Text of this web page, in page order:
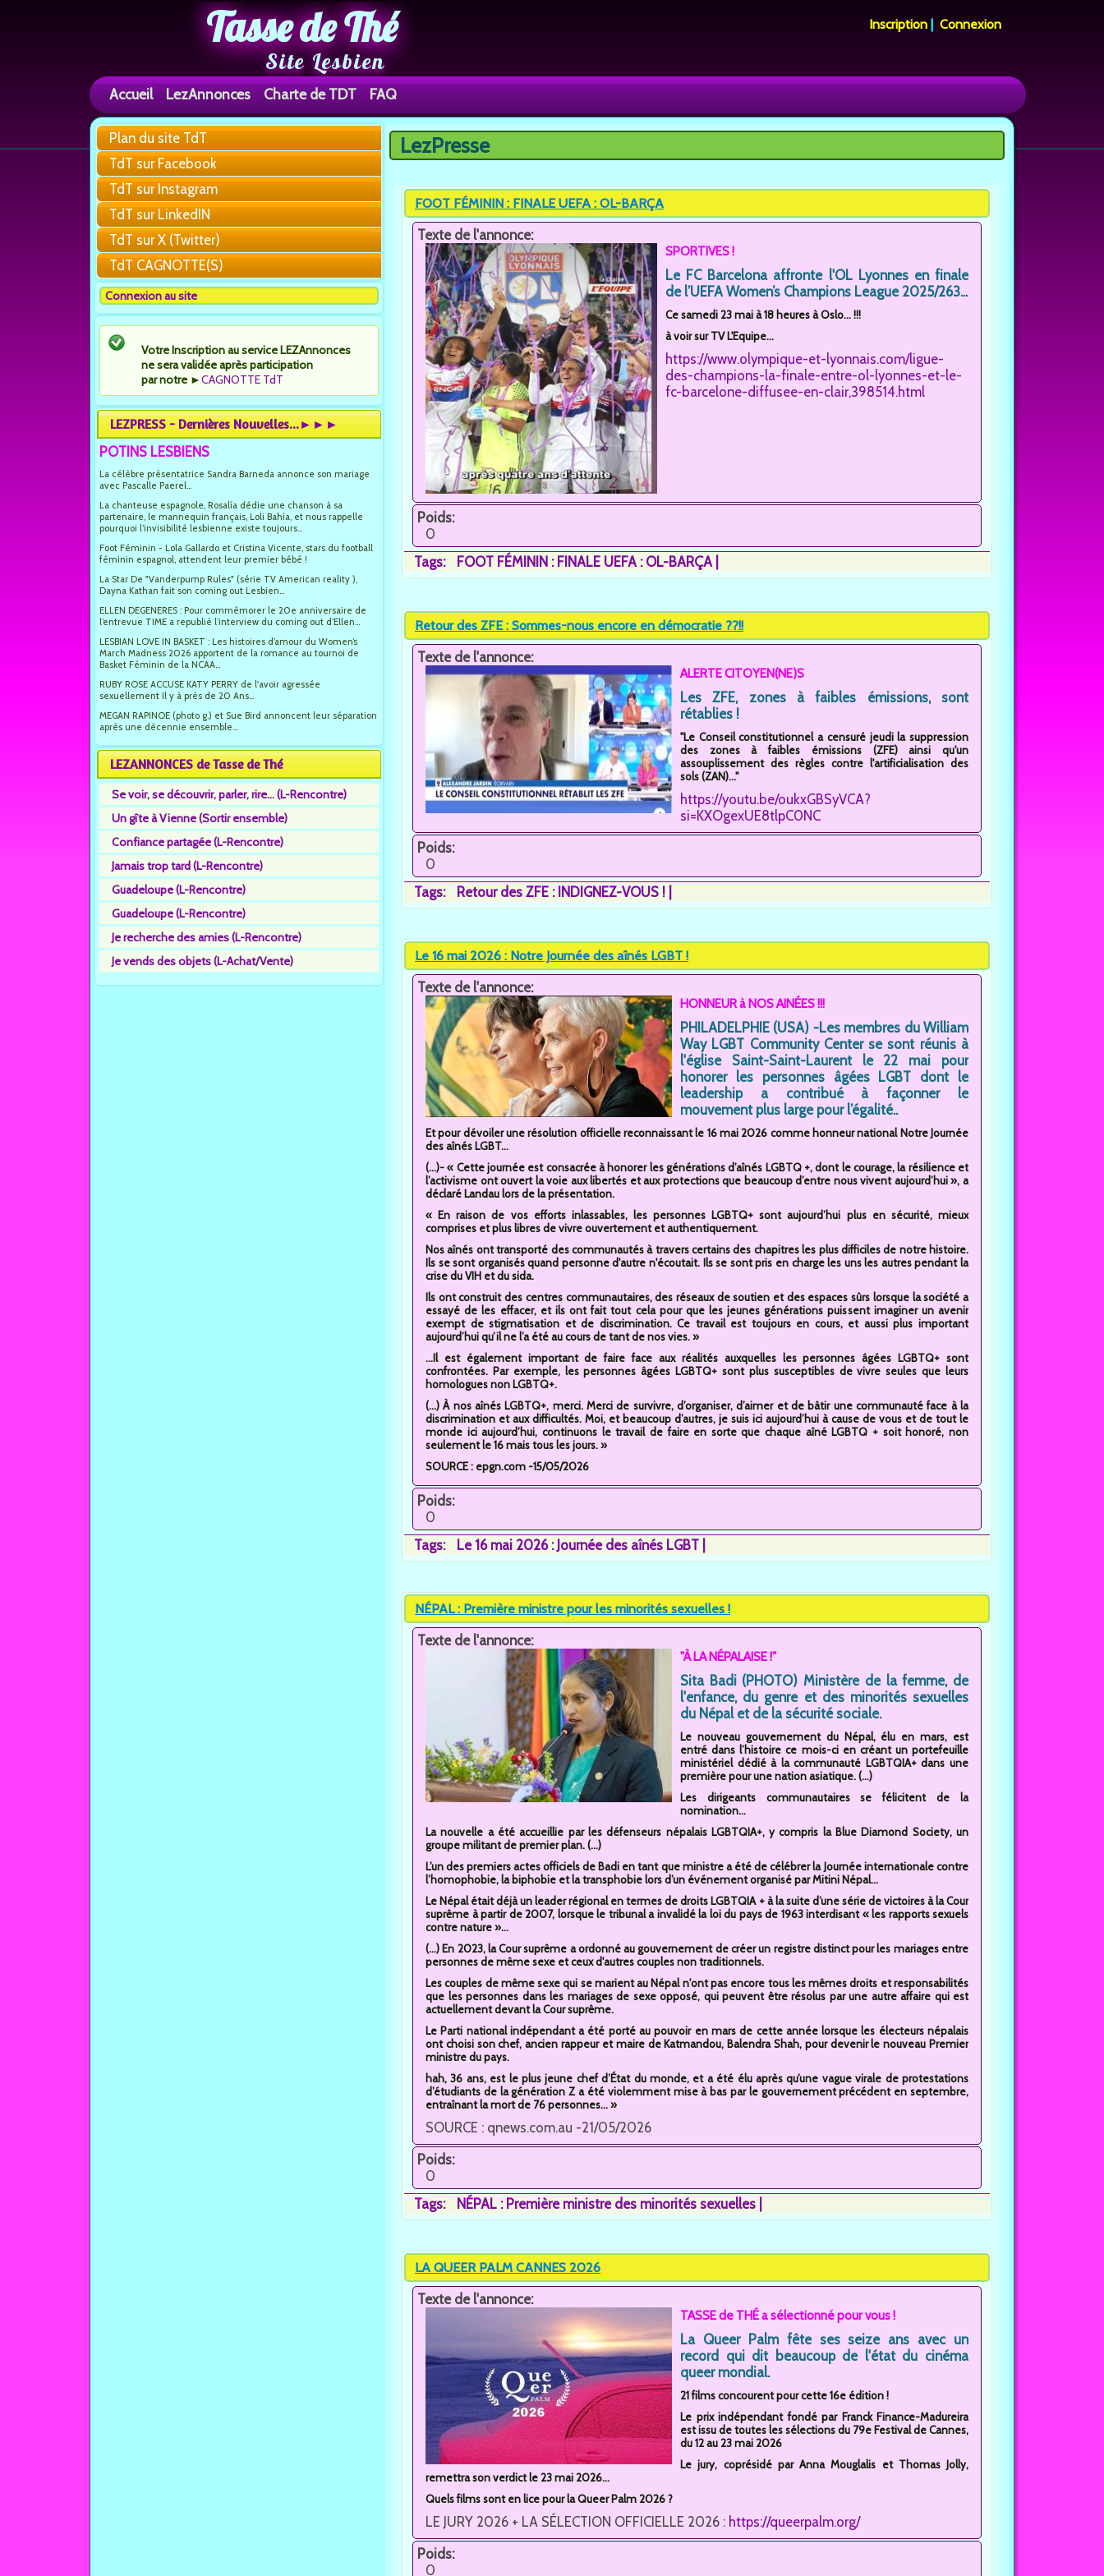
Tasse de Thé
Site Lesbien
Inscription |Connexion
Accueil LezAnnonces Charte de TDT FAQ
Plan du site TdT
TdT sur Facebook
TdT sur Instagram
TdT sur LinkedIN
TdT sur X (Twitter)
TdT CAGNOTTE(S)
Connexion au site
Votre Inscription au service LEZAnnonces
ne sera validée après participation
par notre ►CAGNOTTE TdT
LEZPRESS - Dernières Nouvelles...►►►
POTINS LESBIENS
La célèbre présentatrice Sandra Barneda annonce son mariage
avec Pascalle Paerel...
La chanteuse espagnole, Rosalía dédie une chanson à sa
partenaire, le mannequin français, Loli Bahía, et nous rappelle
pourquoi l’invisibilité lesbienne existe toujours...
Foot Féminin - Lola Gallardo et Cristina Vicente, stars du football
féminin espagnol, attendent leur premier bébé !
La Star De "Vanderpump Rules" (série TV American reality ),
Dayna Kathan fait son coming out Lesbien...
ELLEN DEGENERES : Pour commémorer le 20e anniversaire de
l’entrevue TIME a republié l’interview du coming out d’Ellen...
LESBIAN LOVE IN BASKET : Les histoires d’amour du Women’s
March Madness 2026 apportent de la romance au tournoi de
Basket Féminin de la NCAA...
RUBY ROSE ACCUSE KATY PERRY de l'avoir agressée
sexuellement Il y à près de 20 Ans...
MEGAN RAPINOE (photo g.) et Sue Bird annoncent leur séparation
après une décennie ensemble...
LEZANNONCES de Tasse de Thé
Se voir, se découvrir, parler, rire... (L-Rencontre)
Un gîte à Vienne (Sortir ensemble)
Confiance partagée (L-Rencontre)
Jamais trop tard (L-Rencontre)
Guadeloupe (L-Rencontre)
Guadeloupe (L-Rencontre)
Je recherche des amies (L-Rencontre)
Je vends des objets (L-Achat/Vente)
Vous êtes ici
LezPresse
FOOT FÉMININ : FINALE UEFA : OL-BARÇA
Texte de l'annonce:
SPORTIVES !
Le FC Barcelona affronte l'OL Lyonnes en finale
de l’UEFA Women’s Champions League 2025/263...
Ce samedi 23 mai à 18 heures à Oslo... !!!
à voir sur TV L'Equipe...
https://www.olympique-et-lyonnais.com/ligue-
des-champions-la-finale-entre-ol-lyonnes-et-le-
fc-barcelone-diffusee-en-clair,398514.html
Poids:
0
Tags:
FOOT FÉMININ : FINALE UEFA : OL-BARÇA
Retour des ZFE : Sommes-nous encore en démocratie ??!!
Texte de l'annonce:
ALERTE CITOYEN(NE)S
Les ZFE, zones à faibles émissions, sont
rétablies !
"Le Conseil constitutionnel a censuré jeudi la suppression
des zones à faibles émissions (ZFE) ainsi qu'un
assouplissement des règles contre l'artificialisation des
sols (ZAN)..."
https://youtu.be/oukxGBSyVCA?
si=KXOgexUE8tlpC0NC
Poids:
0
Tags:
Retour des ZFE : INDIGNEZ-VOUS !
Le 16 mai 2026 : Notre Journée des aînés LGBT !
Texte de l'annonce:
HONNEUR à NOS AINÉES !!!
PHILADELPHIE (USA) -Les membres du William
Way LGBT Community Center se sont réunis à
l'église Saint-Saint-Laurent le 22 mai pour
honorer les personnes âgées LGBT dont le
leadership a contribué à façonner le
mouvement plus large pour l’égalité..
Et pour dévoiler une résolution officielle reconnaissant le 16 mai 2026 comme honneur national Notre Journée
des aînés LGBT...
(...)- « Cette journée est consacrée à honorer les générations d’aînés LGBTQ +, dont le courage, la résilience et
l’activisme ont ouvert la voie aux libertés et aux protections que beaucoup d’entre nous vivent aujourd’hui », a
déclaré Landau lors de la présentation.
« En raison de vos efforts inlassables, les personnes LGBTQ+ sont aujourd’hui plus en sécurité, mieux
comprises et plus libres de vivre ouvertement et authentiquement.
Nos aînés ont transporté des communautés à travers certains des chapitres les plus difficiles de notre histoire.
Ils se sont organisés quand personne d'autre n'écoutait. Ils se sont pris en charge les uns les autres pendant la
crise du VIH et du sida.
Ils ont construit des centres communautaires, des réseaux de soutien et des espaces sûrs lorsque la société a
essayé de les effacer, et ils ont fait tout cela pour que les jeunes générations puissent imaginer un avenir
exempt de stigmatisation et de discrimination. Ce travail est toujours en cours, et aussi plus important
aujourd’hui qu’il ne l’a été au cours de tant de nos vies. »
...Il est également important de faire face aux réalités auxquelles les personnes âgées LGBTQ+ sont
confrontées. Par exemple, les personnes âgées LGBTQ+ sont plus susceptibles de vivre seules que leurs
homologues non LGBTQ+.
(...) À nos aînés LGBTQ+, merci. Merci de survivre, d’organiser, d’aimer et de bâtir une communauté face à la
discrimination et aux difficultés. Moi, et beaucoup d’autres, je suis ici aujourd’hui à cause de vous et de tout le
monde ici aujourd’hui, continuons le travail de faire en sorte que chaque aîné LGBTQ + soit honoré, non
seulement le 16 mais tous les jours. »
SOURCE : epgn.com -15/05/2026
Poids:
0
Tags:
Le 16 mai 2026 : Journée des aînés LGBT
NÉPAL : Première ministre pour les minorités sexuelles !
Texte de l'annonce:
"À LA NÉPALAISE !"
Sita Badi (PHOTO) Ministère de la femme, de
l'enfance, du genre et des minorités sexuelles
du Népal et de la sécurité sociale.
Le nouveau gouvernement du Népal, élu en mars, est
entré dans l’histoire ce mois-ci en créant un portefeuille
ministériel dédié à la communauté LGBTQIA+ dans une
première pour une nation asiatique. (...)
Les dirigeants communautaires se félicitent de la
nomination...
La nouvelle a été accueillie par les défenseurs népalais LGBTQIA+, y compris la Blue Diamond Society, un
groupe militant de premier plan. (...)
L’un des premiers actes officiels de Badi en tant que ministre a été de célébrer la Journée internationale contre
l’homophobie, la biphobie et la transphobie lors d’un événement organisé par Mitini Népal...
Le Népal était déjà un leader régional en termes de droits LGBTQIA + à la suite d’une série de victoires à la Cour
suprême à partir de 2007, lorsque le tribunal a invalidé la loi du pays de 1963 interdisant « les rapports sexuels
contre nature »...
(...) En 2023, la Cour suprême a ordonné au gouvernement de créer un registre distinct pour les mariages entre
personnes de même sexe et ceux d'autres couples non traditionnels.
Les couples de même sexe qui se marient au Népal n'ont pas encore tous les mêmes droits et responsabilités
que les personnes dans les mariages de sexe opposé, qui peuvent être résolus par une autre affaire qui est
actuellement devant la Cour suprême.
Le Parti national indépendant a été porté au pouvoir en mars de cette année lorsque les électeurs népalais
ont choisi son chef, ancien rappeur et maire de Katmandou, Balendra Shah, pour devenir le nouveau Premier
ministre du pays.
hah, 36 ans, est le plus jeune chef d’État du monde, et a été élu après qu’une vague virale de protestations
d’étudiants de la génération Z a été violemment mise à bas par le gouvernement précédent en septembre,
entraînant la mort de 76 personnes... »
SOURCE : qnews.com.au -21/05/2026
Poids:
0
Tags:
NÉPAL : Première ministre des minorités sexuelles
LA QUEER PALM CANNES 2026
Texte de l'annonce:
TASSE de THÉ a sélectionné pour vous !
La Queer Palm fête ses seize ans avec un
record qui dit beaucoup de l'état du cinéma
queer mondial.
21 films concourent pour cette 16e édition !
Le prix indépendant fondé par Franck Finance-Madureira
est issu de toutes les sélections du 79e Festival de Cannes,
du 12 au 23 mai 2026
Le jury, coprésidé par Anna Mouglalis et Thomas Jolly,
remettra son verdict le 23 mai 2026...
Quels films sont en lice pour la Queer Palm 2026 ?
LE JURY 2026 + LA SÉLECTION OFFICIELLE 2026 : https://queerpalm.org/
Poids:
0